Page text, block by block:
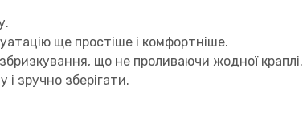
ще простіше і комфортніше.
що не проливаючи жодної краплі.
зручно зберігати.